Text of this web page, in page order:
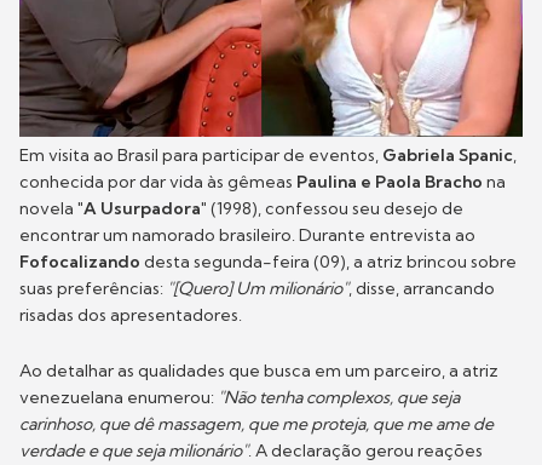
Em visita ao Brasil para participar de eventos, Gabriela Spanic,
conhecida por dar vida às gêmeas Paulina e Paola Bracho na
novela "A Usurpadora" (1998), confessou seu desejo de
encontrar um namorado brasileiro. Durante entrevista ao
Fofocalizando desta segunda-feira (09), a atriz brincou sobre
suas preferências: "[Quero] Um milionário", disse, arrancando
risadas dos apresentadores.
Ao detalhar as qualidades que busca em um parceiro, a atriz
venezuelana enumerou: "Não tenha complexos, que seja
carinhoso, que dê massagem, que me proteja, que me ame de
verdade e que seja milionário". A declaração gerou reações